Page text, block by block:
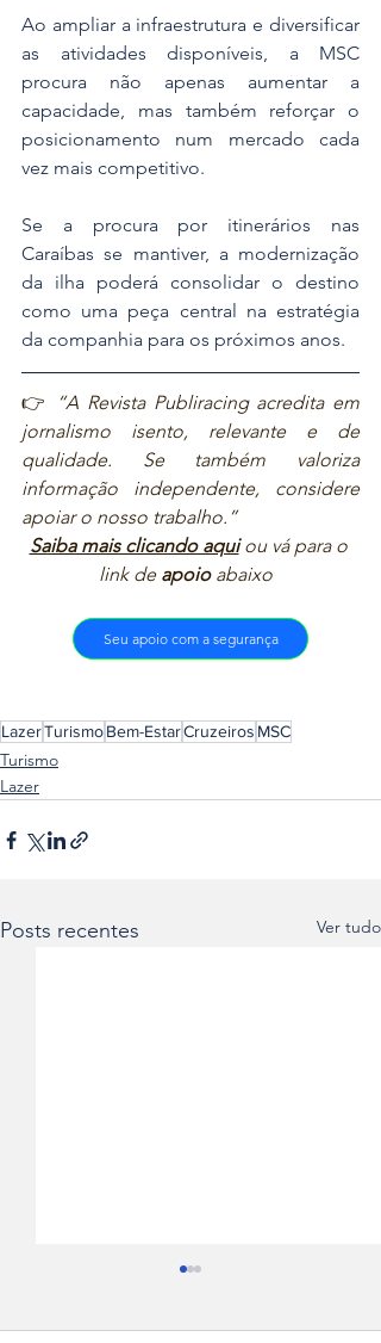
Ao ampliar a infraestrutura e diversificar
as atividades disponíveis, a MSC
procura não apenas aumentar a
capacidade, mas também reforçar o
posicionamento num mercado cada
vez mais competitivo.
Se a procura por itinerários nas
Caraíbas se mantiver, a modernização
da ilha poderá consolidar o destino
como uma peça central na estratégia
da companhia para os próximos anos.
👉
“A Revista Publiracing acredita em
jornalismo isento, relevante e de
qualidade. Se também valoriza
informação independente, considere
apoiar o nosso trabalho.”
Saiba mais clicando aqui ou vá para o
link de apoio abaixo
Seu apoio com a segurança
LazerTurismoBem-EstarCruzeiros MSC
Turismo
Lazer
Posts recentes Ver tudo